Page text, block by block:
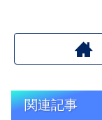
関連記事